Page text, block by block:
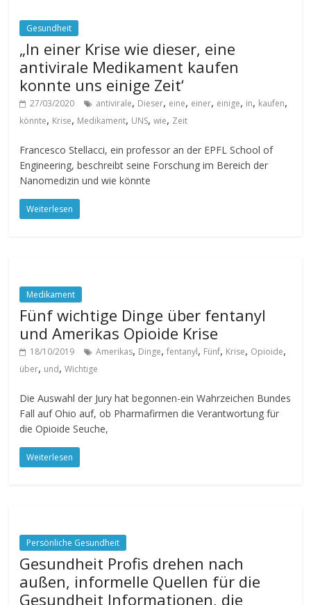
Gesundheit
„In einer Krise wie dieser, eine
antivirale Medikament kaufen
konnte uns einige Zeit‘
27/03/2020 antivirale, Dieser, eine, einer, einige, in, kaufen,
könnte, Krise, Medikament, UNS,wie, Zeit
Francesco Stellacci, ein professor an der EPFL School of
Engineering, beschreibt seine Forschung im Bereich der
Nanomedizin und wie könnte
Weiterlesen
Medikament
Fünf wichtige Dinge über fentanyl
und Amerikas Opioide Krise
18/10/2019 Amerikas, Dinge,fentanyl, Fünf, Krise, Opioide,
über, und,Wichtige
Die Auswahl der Jury hat begonnen-ein Wahrzeichen Bundes
Fall auf Ohio auf, ob Pharmafirmen die Verantwortung für
die Opioide Seuche,
Weiterlesen
Persönliche Gesundheit
Gesundheit Profis drehen nach
außen, informelle Quellen für die
Gesundheit Informationen, die